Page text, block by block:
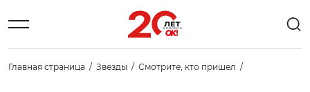
Главная страница Звезды Смотрите, кто пришел